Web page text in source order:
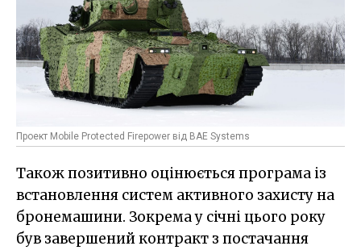
Проект Mobile Protected Firepower від BAE Systems
Також позитивно оцінюється програма із
встановлення систем активного захисту на
бронемашини. Зокрема у січні цього року
був завершений контракт з постачання